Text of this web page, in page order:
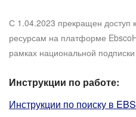
С 1.04.2023 прекращен доступ
ресурсам на платформе
рамках национальной
Инструкции по работе:
Инструкции по поиску в